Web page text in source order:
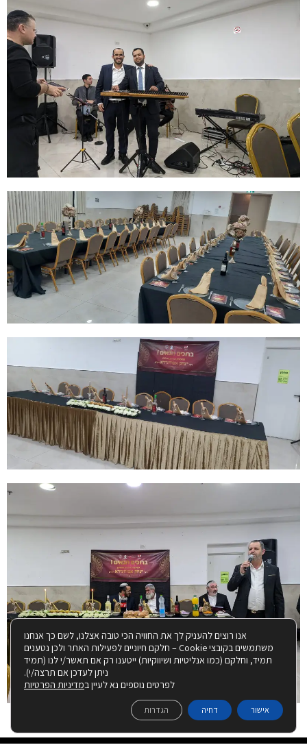
אנו רוצים להעניק לך את החוויה הכי טובה אצלנו, לשם כך אנחנו
משתמשים בקובצי Cookie – חלקם חיוניים לפעילות האתר ולכן נטענים
תמיד, וחלקם (כמו אנליטיות ושיווקיות) ייטענו רק אם תאשר/י לנו (תמיד
ניתן לעדכן אם תרצה/י).
לפרטים נוספים נא לעיין במדיניות הפרטיות
אישור דחיה הגדרות